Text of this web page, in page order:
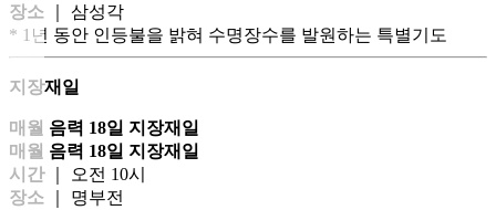
장소 ｜ 삼성각
* 1년 동안 인등불을 밝혀 수명장수를 발원하는 특별기도
지장재일
매월 음력 18일 지장재일
매월 음력 18일 지장재일
시간｜ 오전 10시
장소 ｜ 명부전